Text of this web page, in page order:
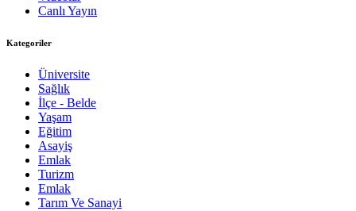
Canlı Yayın
Kategoriler
Üniversite
Sağlık
İlçe - Belde
Yaşam
Eğitim
Asayiş
Emlak
Turizm
Emlak
Tarım Ve Sanayi